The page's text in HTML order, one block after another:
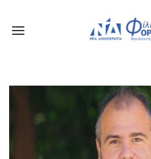
Μείνετε
Ενημερωθείτε Πρώτοι
για τις δράσεις